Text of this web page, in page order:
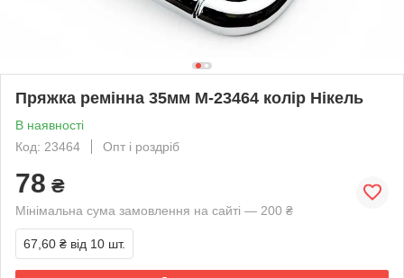
Пряжка ремінна 35мм М-23464 колір Нікель
В наявності
Код: 23464
Опт і роздріб
78 ₴
Мінімальна сума замовлення на сайті — 200 ₴
67,60 ₴ від 10 шт.